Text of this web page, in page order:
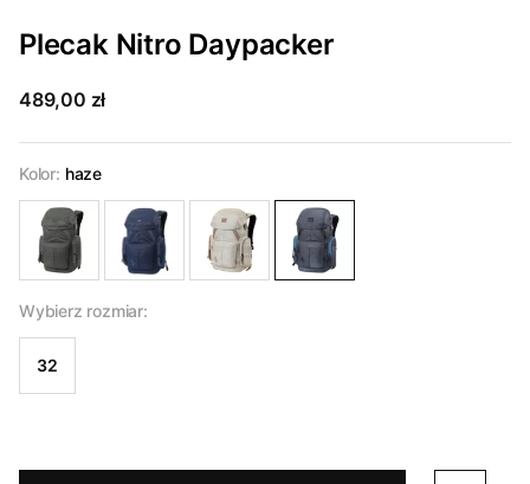
Plecak Nitro Daypacker
489,00 zł
Kolor: haze
Wybierz rozmiar:
32